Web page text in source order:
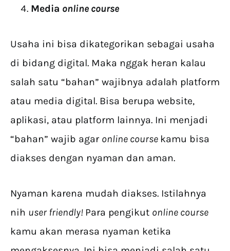
Media online course
Usaha ini bisa dikategorikan sebagai usaha
di bidang digital. Maka nggak heran kalau
salah satu “bahan” wajibnya adalah platform
atau media digital. Bisa berupa website,
aplikasi, atau platform lainnya. Ini menjadi
“bahan” wajib agar online course kamu bisa
diakses dengan nyaman dan aman.
Nyaman karena mudah diakses. Istilahnya
nih user friendly! Para pengikut online course
kamu akan merasa nyaman ketika